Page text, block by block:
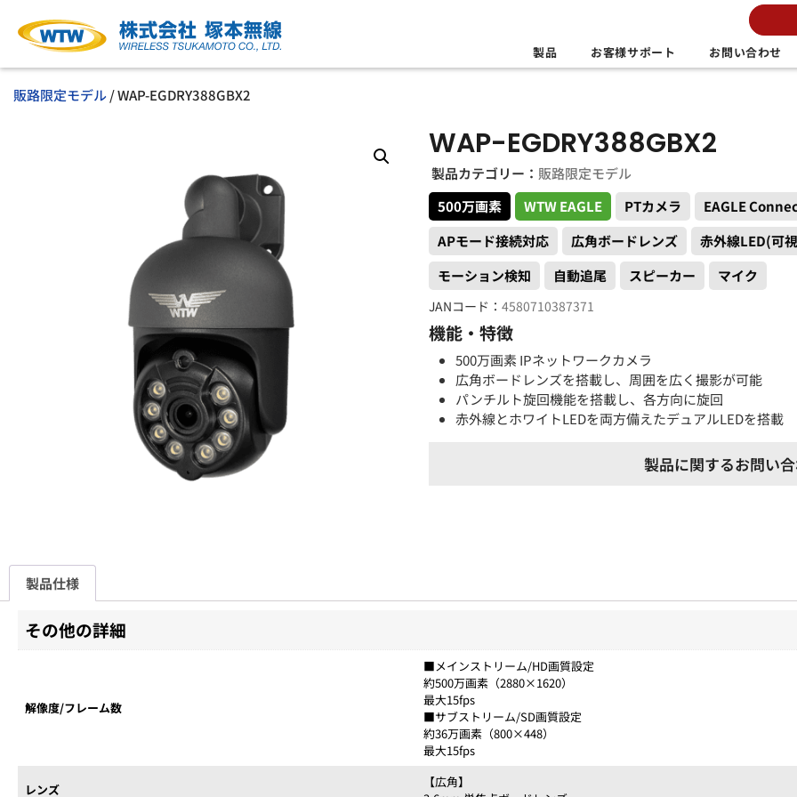
製品 お客様サポート お問い合わせ
販路限定モデル/ WAP-EGDRY388GBX2
WAP-EGDRY388GBX2
製品カテゴリー： 販路限定モデル
500万画素
WTW EAGLE PTカメラ
EAGLE
APモード接続対応
広角ボードレンズ
赤外線LED(可
モーション検知
自動追尾 スピーカー マイク
JANコード： 4580710387371
機能・特徴
500万画素 IPネットワークカメラ
広角ボードレンズを搭載し、周囲を広く撮影が可能
パンチルト旋回機能を搭載し、各方向に旋回
赤外線とホワイトLEDを両方備えたデュアルLEDを搭載
製品に関するお問い
製品仕様
その他の詳細
解像度/フレーム数
■メインストリーム/HD画質設定
約500万画素（2880×1620）
最大15fps
■サブストリーム/SD画質設定
約36万画素（800×448）
最大15fps
レンズ
【広角】